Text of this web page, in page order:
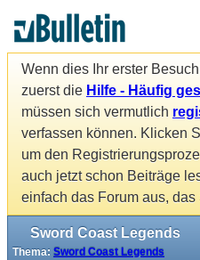
Wenn dies Ihr erster
zuerst die Hilfe - Häufig
müssen sich vermutlich
verfassen können. Klicken
um den
auch jetzt schon Beiträge
einfach das Forum aus,
Sword Coast Legends
Thema: Sword Coast Legends